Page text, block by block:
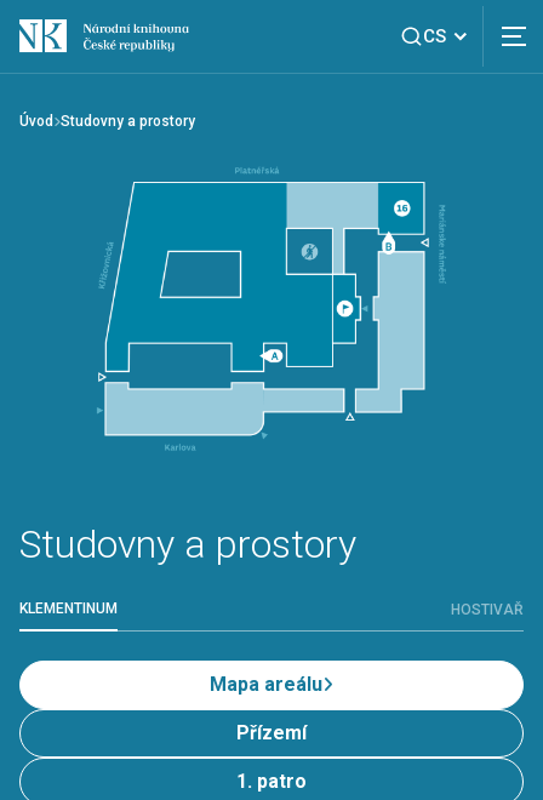
CS
Úvod Studovny a prostory
Studovny a prostory
KLEMENTINUM HOSTIVAŘ
Mapa areálu
Přízemí
1. patro